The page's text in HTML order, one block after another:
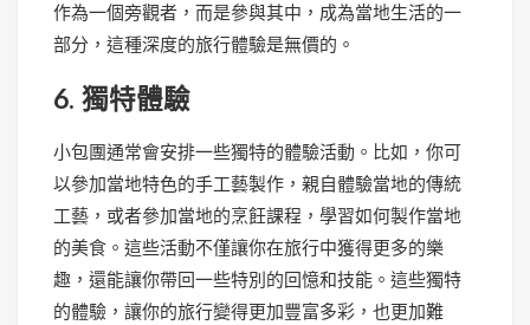
作為一個旁觀者，而是參與其中，成為當地生活的一
部分，這種深度的旅行體驗是無價的。
6. 獨特體驗
小包團通常會安排一些獨特的體驗活動。比如，你可
以參加當地特色的手工藝製作，親自體驗當地的傳統
工藝，或者參加當地的烹飪課程，學習如何製作當地
的美食。這些活動不僅讓你在旅行中獲得更多的樂
趣，還能讓你帶回一些特別的回憶和技能。這些獨特
的體驗，讓你的旅行變得更加豐富多彩，也更加難